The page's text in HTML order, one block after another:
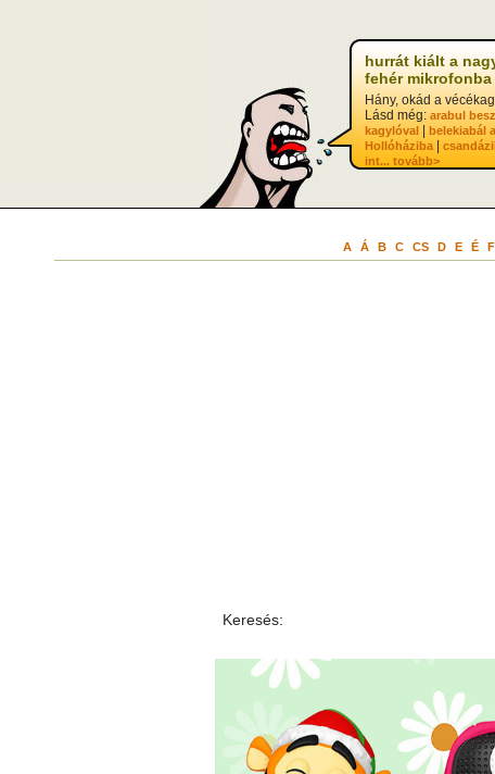
hurrát kiált a
fehér mikrofonba
Hány, okád a
Lásd még: arabul
kagylóval
belekiabál a
Hollóháziba|
int... tovább>
A
Á B C CS D E É F
Keresés: